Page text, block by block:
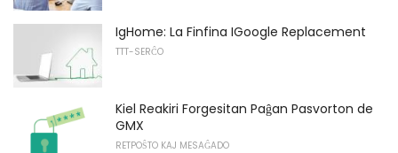
IgHome: La Finfina IGoogle Replacement
TTT-SERĈO
Kiel Reakiri Forgesitan Paĝan Pasvorton de
GMX
RETPOŜTO KAJ MESAĜADO